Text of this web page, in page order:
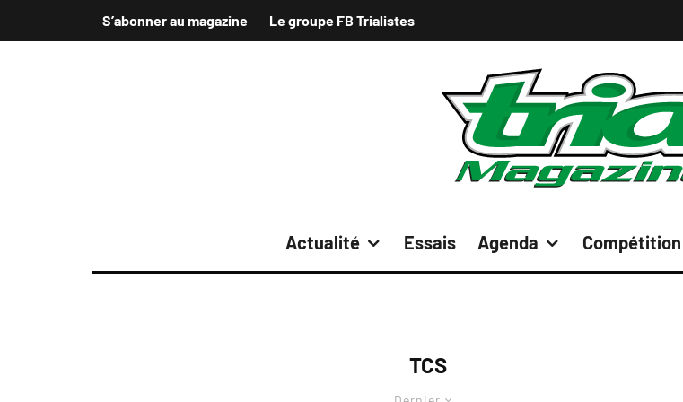
S’abonner au magazine Le groupe FB Trialistes
Actualité Essais Agenda Compétition
TCS